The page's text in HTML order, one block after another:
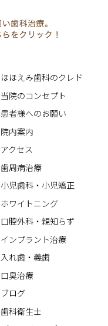
ほほえみ歯科のクレド
当院のコンセプト
患者様へのお願い
院内案内
アクセス
歯周病治療
小児歯科・小児矯正
ホワイトニング
口腔外科・親知らず
インプラント治療
入れ歯・義歯
口臭治療
ブログ
歯科衛生士